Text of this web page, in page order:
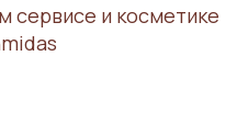
и косметике